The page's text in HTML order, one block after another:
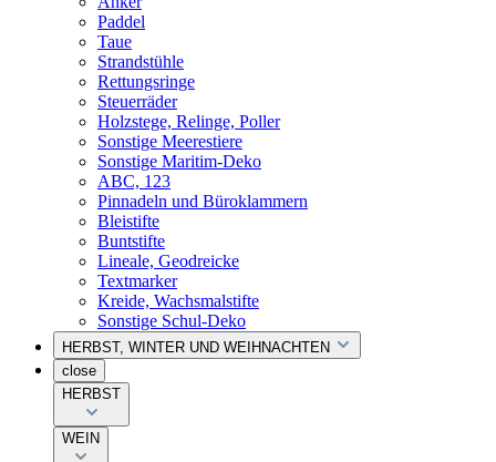
Paddel
Taue
Strandstühle
Rettungsringe
Steuerräder
Holzstege, Relinge, Poller
Sonstige Meerestiere
Sonstige Maritim-Deko
ABC, 123
Pinnadeln und Büroklammern
Bleistifte
Buntstifte
Lineale, Geodreicke
Textmarker
Kreide, Wachsmalstifte
Sonstige Schul-Deko
HERBST, WINTER UND WEIHNACHTEN
close
HERBST
WEIN